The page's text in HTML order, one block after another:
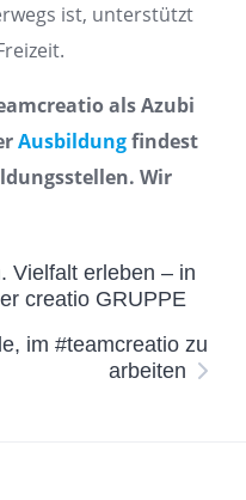
ist, unterstützt
als Azubi
Ausbildungfindest
Wir
Vielfalt erleben – in
creatio GRUPPE
im #teamcreatio zu
arbeiten